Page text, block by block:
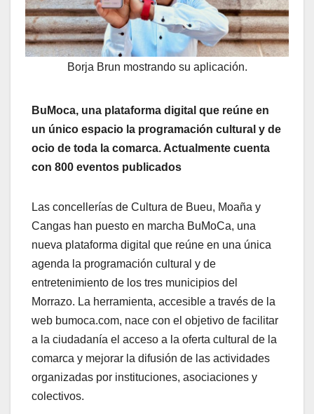
Borja Brun mostrando su aplicación.
BuMoca, una plataforma digital que reúne en
un único espacio la programación cultural y de
ocio de toda la comarca. Actualmente cuenta
con 800 eventos publicados
Las concellerías de Cultura de Bueu, Moaña y
Cangas han puesto en marcha BuMoCa, una
nueva plataforma digital que reúne en una única
agenda la programación cultural y de
entretenimiento de los tres municipios del
Morrazo. La herramienta, accesible a través de la
web bumoca.com, nace con el objetivo de facilitar
a la ciudadanía el acceso a la oferta cultural de la
comarca y mejorar la difusión de las actividades
organizadas por instituciones, asociaciones y
colectivos.